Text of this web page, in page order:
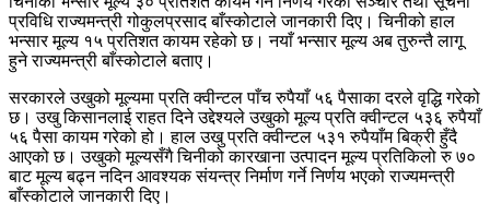
प्रविधि राज्यमन्त्री गोकुलप्रसाद बाँस्कोटाले जानकारी दिए। चिनीको हाल
भन्सार मूल्य १५ प्रतिशत कायम रहेको छ। नयाँ भन्सार मूल्य अब तुरुन्तै लागू
हुने राज्यमन्त्री बाँस्कोटाले बताए।
सरकारले उखुको मूल्यमा प्रति क्वीन्टल पाँच रुपैयाँ ५६ पैसाका दरले वृद्धि गरेको
छ। उखु किसानलाई राहत दिने उद्देश्यले उखुको मूल्य प्रति क्वीन्टल ५३६ रुपैयाँ
५६ पैसा कायम गरेको हो। हाल उखु प्रति क्वीन्टल ५३१ रुपैयाँम बिक्री हुँदै
आएको छ। उखुको मूल्यसँगै चिनीको कारखाना उत्पादन मूल्य प्रतिकिलो रु ७०
बाट मूल्य बढ्न नदिन आवश्यक संयन्त्र निर्माण गर्ने निर्णय भएको राज्यमन्त्री
बाँस्कोटाले जानकारी दिए।